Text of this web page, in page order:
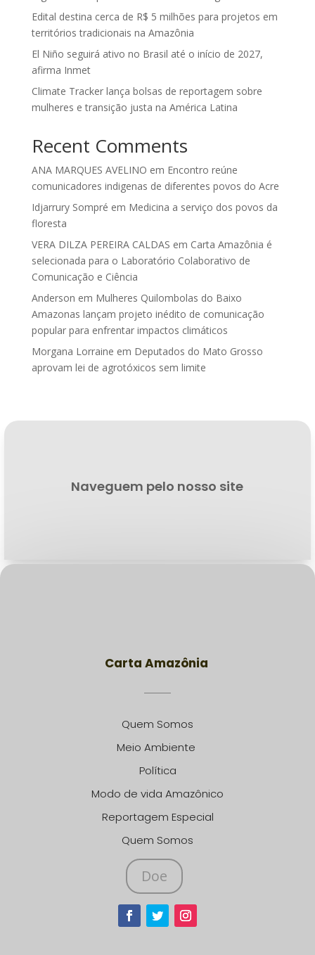
Edital destina cerca de R$ 5 milhões para projetos em
territórios tradicionais na Amazônia
El Niño seguirá ativo no Brasil até o início de 2027,
afirma Inmet
Climate Tracker lança bolsas de reportagem sobre
mulheres e transição justa na América Latina
Recent Comments
ANA MARQUES AVELINO em Encontro reúne
comunicadores indigenas de diferentes povos do Acre
Idjarrury Sompré em Medicina a serviço dos povos da
floresta
VERA DILZA PEREIRA CALDAS em Carta Amazônia é
selecionada para o Laboratório Colaborativo de
Comunicação e Ciência
Anderson em Mulheres Quilombolas do Baixo
Amazonas lançam projeto inédito de comunicação
popular para enfrentar impactos climáticos
Morgana Lorraine em Deputados do Mato Grosso
aprovam lei de agrotóxicos sem limite
Naveguem pelo nosso site
Carta Amazônia
Quem Somos
Meio Ambiente
Política
Modo de vida Amazônico
Reportagem Especial
Quem Somos
Doe